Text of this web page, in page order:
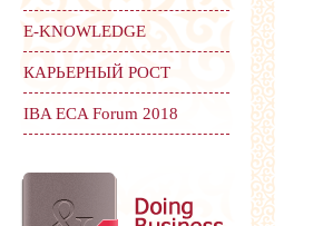
Е-KNOWLEDGE
КАРЬЕРНЫЙ РОСТ
IBA ECA Forum 2018